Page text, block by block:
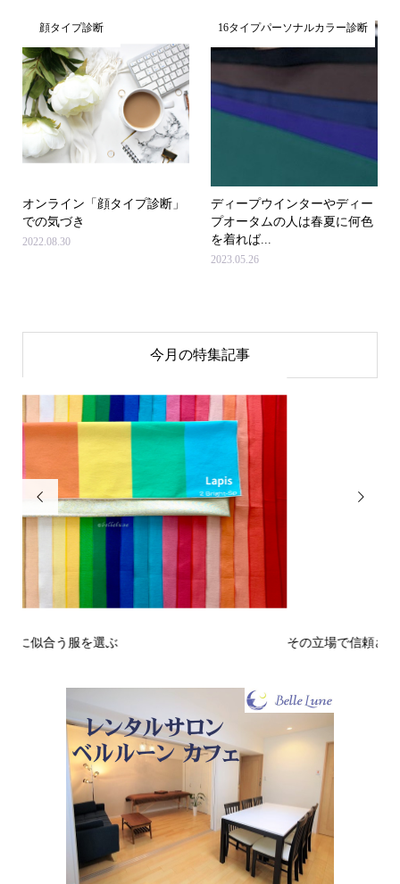
顔タイプ診断
オンライン「顔タイプ診断」
での気づき
2022.08.30
16タイプパーソナルカラー診断
ディープウインターやディー
プオータムの人は春夏に何色
を着れば...
2023.05.26
今月の特集記事

その立場で信頼される見た目にするには？〜予告編〜
